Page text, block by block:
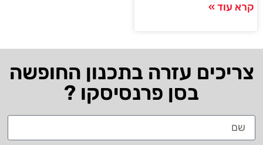
קרא עוד »
צריכים עזרה בתכנון החופשה
בסן פרנסיסקו ?